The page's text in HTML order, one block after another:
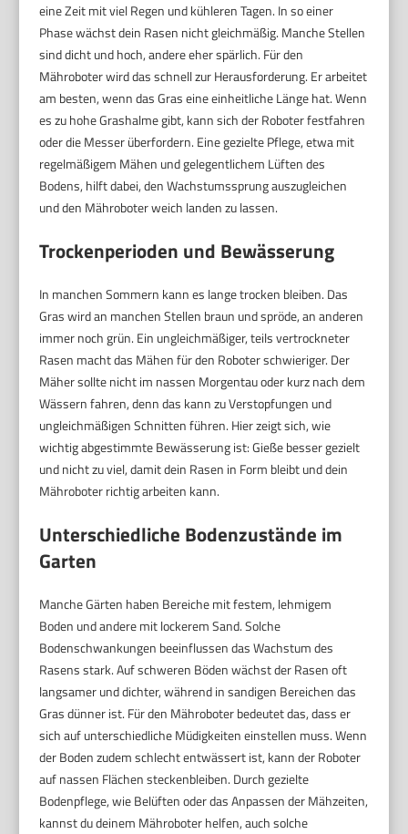
eine Zeit mit viel Regen und kühleren Tagen. In so einer
Phase wächst dein Rasen nicht gleichmäßig. Manche Stellen
sind dicht und hoch, andere eher spärlich. Für den
Mähroboter wird das schnell zur Herausforderung. Er arbeitet
am besten, wenn das Gras eine einheitliche Länge hat. Wenn
es zu hohe Grashalme gibt, kann sich der Roboter festfahren
oder die Messer überfordern. Eine gezielte Pflege, etwa mit
regelmäßigem Mähen und gelegentlichem Lüften des
Bodens, hilft dabei, den Wachstumssprung auszugleichen
und den Mähroboter weich landen zu lassen.
Trockenperioden und Bewässerung
In manchen Sommern kann es lange trocken bleiben. Das
Gras wird an manchen Stellen braun und spröde, an anderen
immer noch grün. Ein ungleichmäßiger, teils vertrockneter
Rasen macht das Mähen für den Roboter schwieriger. Der
Mäher sollte nicht im nassen Morgentau oder kurz nach dem
Wässern fahren, denn das kann zu Verstopfungen und
ungleichmäßigen Schnitten führen. Hier zeigt sich, wie
wichtig abgestimmte Bewässerung ist: Gieße besser gezielt
und nicht zu viel, damit dein Rasen in Form bleibt und dein
Mähroboter richtig arbeiten kann.
Unterschiedliche Bodenzustände im
Garten
Manche Gärten haben Bereiche mit festem, lehmigem
Boden und andere mit lockerem Sand. Solche
Bodenschwankungen beeinflussen das Wachstum des
Rasens stark. Auf schweren Böden wächst der Rasen oft
langsamer und dichter, während in sandigen Bereichen das
Gras dünner ist. Für den Mähroboter bedeutet das, dass er
sich auf unterschiedliche Müdigkeiten einstellen muss. Wenn
der Boden zudem schlecht entwässert ist, kann der Roboter
auf nassen Flächen steckenbleiben. Durch gezielte
Bodenpflege, wie Belüften oder das Anpassen der Mähzeiten,
kannst du deinem Mähroboter helfen, auch solche